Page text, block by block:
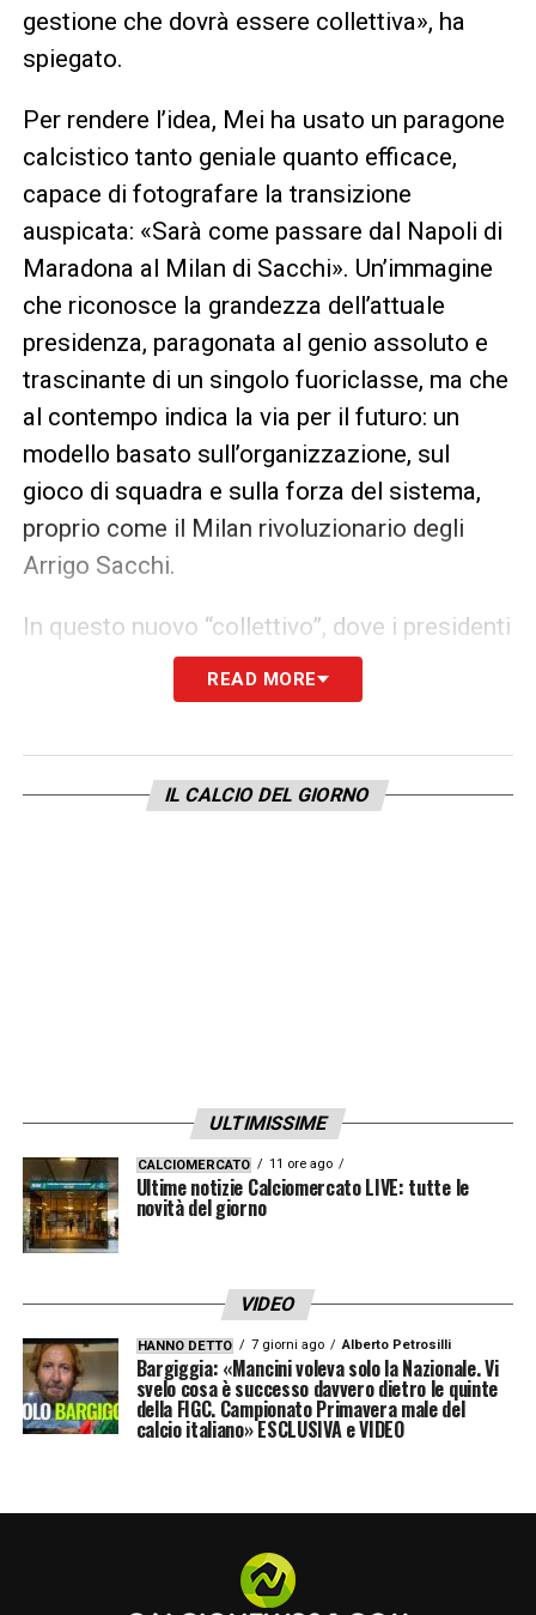
gestione che dovrà essere collettiva», ha
spiegato.
Per rendere l’idea, Mei ha usato un paragone
calcistico tanto geniale quanto efficace,
capace di fotografare la transizione
auspicata: «Sarà come passare dal Napoli di
Maradona al Milan di Sacchi». Un’immagine
che riconosce la grandezza dell’attuale
presidenza, paragonata al genio assoluto e
trascinante di un singolo fuoriclasse, ma che
al contempo indica la via per il futuro: un
modello basato sull’organizzazione, sul
gioco di squadra e sulla forza del sistema,
proprio come il Milan rivoluzionario degli
Arrigo Sacchi.
In questo nuovo “collettivo”, dove i presidenti
federali dovranno «far quadrato», Mei vuole
essere protagonista. La sua candidatura alla
questa visione e un dovere verso l’atletica,
sport che per peso e prestigio “merita” di
READ MORE
IL CALCIO DEL GIORNO
ULTIMISSIME
CALCIOMERCATO 11 ore ago
Ultime notizie Calciomercato LIVE: tutte le
novità del giorno
VIDEO
HANNO DETTO 7 giorni ago Alberto Petrosilli
Bargiggia: «Mancini voleva solo la Nazionale. Vi
svelo cosa è successo davvero dietro le quinte
della FIGC. Campionato Primavera male del
calcio italiano» ESCLUSIVA e VIDEO